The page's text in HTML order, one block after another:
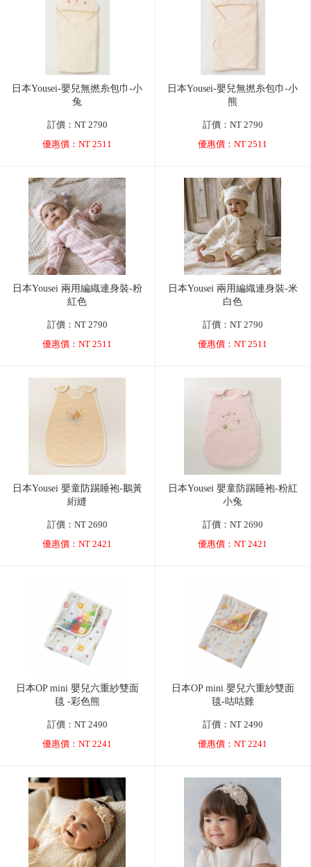
日本Yousei-嬰兒無撚糸包巾-小
兔
訂價：NT 2790
優惠價：NT 2511
日本Yousei-嬰兒無撚糸包巾-小
熊
訂價：NT 2790
優惠價：NT 2511
日本Yousei 兩用編織連身裝-粉
紅色
訂價：NT 2790
優惠價：NT 2511
日本Yousei 兩用編織連身裝-米
白色
訂價：NT 2790
優惠價：NT 2511
日本Yousei 嬰童防踢睡袍-鵝黃
絎縫
訂價：NT 2690
優惠價：NT 2421
日本Yousei 嬰童防踢睡袍-粉紅
小兔
訂價：NT 2690
優惠價：NT 2421
日本OP mini 嬰兒六重紗雙面
毯 -彩色熊
訂價：NT 2490
優惠價：NT 2241
日本OP mini 嬰兒六重紗雙面
毯-咕咕雞
訂價：NT 2490
優惠價：NT 2241